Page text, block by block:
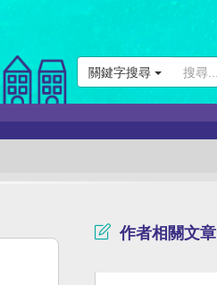
關鍵字搜尋
作者相關文章